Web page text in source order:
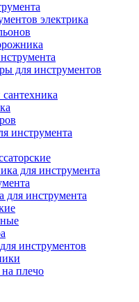
электрика
для инструментов
инструмента
для инструмента
для инструмента
инструментов
плечо